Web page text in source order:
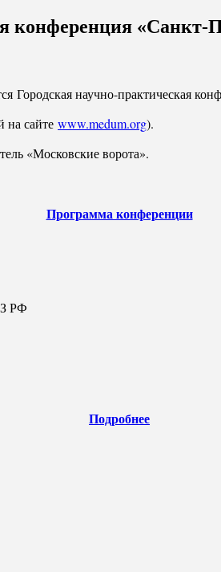
конференция «Санкт-
научно-практическая
на сайте www.medum.org).
«Московские ворота».
Программа конференции
РФ
Подробнее